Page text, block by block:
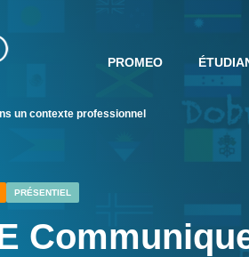
PROMEO
un contexte professionnel
PRÉSENTIEL